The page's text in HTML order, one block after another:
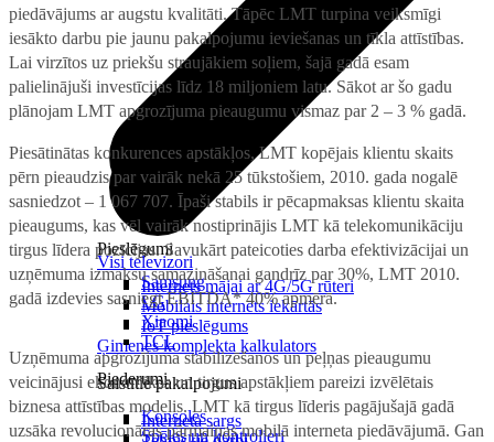
Pieslēgumi
Internets mājai ar 4G/5G rūteri
Mobilais internets iekārtās
IoT pieslēgums
Ģimenes komplekta kalkulators
Saistītie pakalpojumi
Interneta sargs
Visi televizori
Samsung
LG
Xiaomi
TCL
Piederumi
Konsoles
Spēles un kontrolieri
piedāvājums ar augstu kvalitāti. Tāpēc LMT turpina veiksmīgi
iesākto darbu pie jaunu pakalpojumu ieviešanas un tīkla attīstības.
Lai virzītos uz priekšu straujākiem soļiem, šajā gadā esam
palielinājuši investīcijas līdz 18 miljoniem latu. Sākot ar šo gadu
plānojam LMT apgrozījuma pieaugumu vismaz par 2 – 3 % gadā.
Piesātinātas konkurences apstākļos, LMT kopējais klientu skaits
pērn pieaudzis par vairāk nekā 25 tūkstošiem, 2010. gada nogalē
sasniedzot – 1 067 707. Īpaši stabils ir pēcapmaksas klientu skaita
pieaugums, kas vēl vairāk nostiprinājis LMT kā telekomunikāciju
tirgus līdera pozīcijas. Savukārt pateicoties darba efektivizācijai un
uzņēmuma izmaksu samazināšanai gandrīz par 30%, LMT 2010.
gadā izdevies sasniegt EBITDA* 40% apmērā.
Uzņēmuma apgrozījuma stabilizēšanos un peļņas pieaugumu
veicinājusi ekonomikas un tirgus apstākļiem pareizi izvēlētais
biznesa attīstības modelis. LMT kā tirgus līderis pagājušajā gadā
uzsāka revolucionāras pārmaiņas mobilā interneta piedāvājumā. Gan